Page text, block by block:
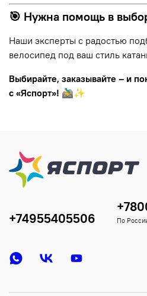
🎯 Нужна помощь в
Наши эксперты с радостью
велосипед под ваш стиль
Выбирайте, заказывайте – и
с «Яспорт»! 🚵‍♂️✨
+74955405506 По